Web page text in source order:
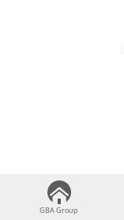
GBA Group
GBA Group